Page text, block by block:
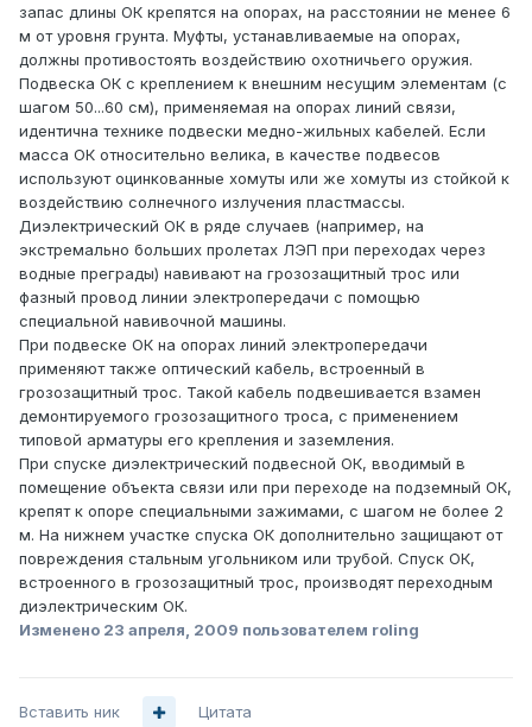
запас длины ОК крепятся на опорах, на расстоянии не менее 6
м от уровня грунта. Муфты, устанавливаемые на опорах,
должны противостоять воздействию охотничьего оружия.
Подвеска ОК с креплением к внешним несущим элементам (с
шагом 50...60 см), применяемая на опорах линий связи,
идентична технике подвески медно-жильных кабелей. Если
масса ОК относительно велика, в качестве подвесов
используют оцинкованные хомуты или же хомуты из стойкой к
воздействию солнечного излучения пластмассы.
Диэлектрический ОК в ряде случаев (например, на
экстремально больших пролетах ЛЭП при переходах через
водные преграды) навивают на грозозащитный трос или
фазный провод линии электропередачи с помощью
специальной навивочной машины.
При подвеске ОК на опорах линий электропередачи
применяют также оптический кабель, встроенный в
грозозащитный трос. Такой кабель подвешивается взамен
демонтируемого грозозащитного троса, с применением
типовой арматуры его крепления и заземления.
При спуске диэлектрический подвесной ОК, вводимый в
помещение объекта связи или при переходе на подземный ОК,
крепят к опоре специальными зажимами, с шагом не более 2
м. На нижнем участке спуска ОК дополнительно защищают от
повреждения стальным угольником или трубой. Спуск ОК,
встроенного в грозозащитный трос, производят переходным
диэлектрическим ОК.
Изменено 23 апреля, 2009 пользователем roling
Вставить ник Цитата